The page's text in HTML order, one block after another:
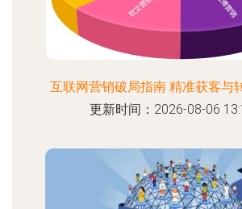
互联网营销破局指南 精准获客与
更新时间：2026-08-06